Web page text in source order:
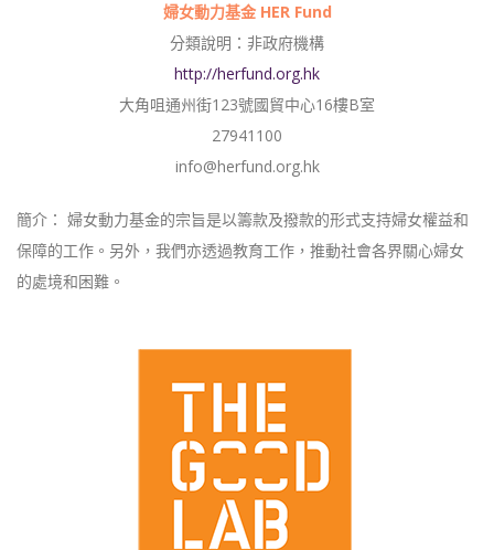
婦女動力基金 HER Fund
分類說明：非政府機構
http://herfund.org.hk
大角咀通州街123號國貿中心16樓B室
27941100
info@herfund.org.hk
簡介： 婦女動力基金的宗旨是以籌款及撥款的形式支持婦女權益和
保障的工作。另外，我們亦透過教育工作，推動社會各界關心婦女
的處境和困難。